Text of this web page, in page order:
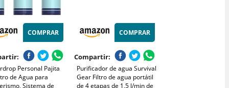
COMPRAR
Personal Pajita
de Agua para
Sistema de
COMPRAR
Compartir:
Purificador de agua Survival
Gear Filtro de agua portátil
de 4 etapas de 1,5 l/min de